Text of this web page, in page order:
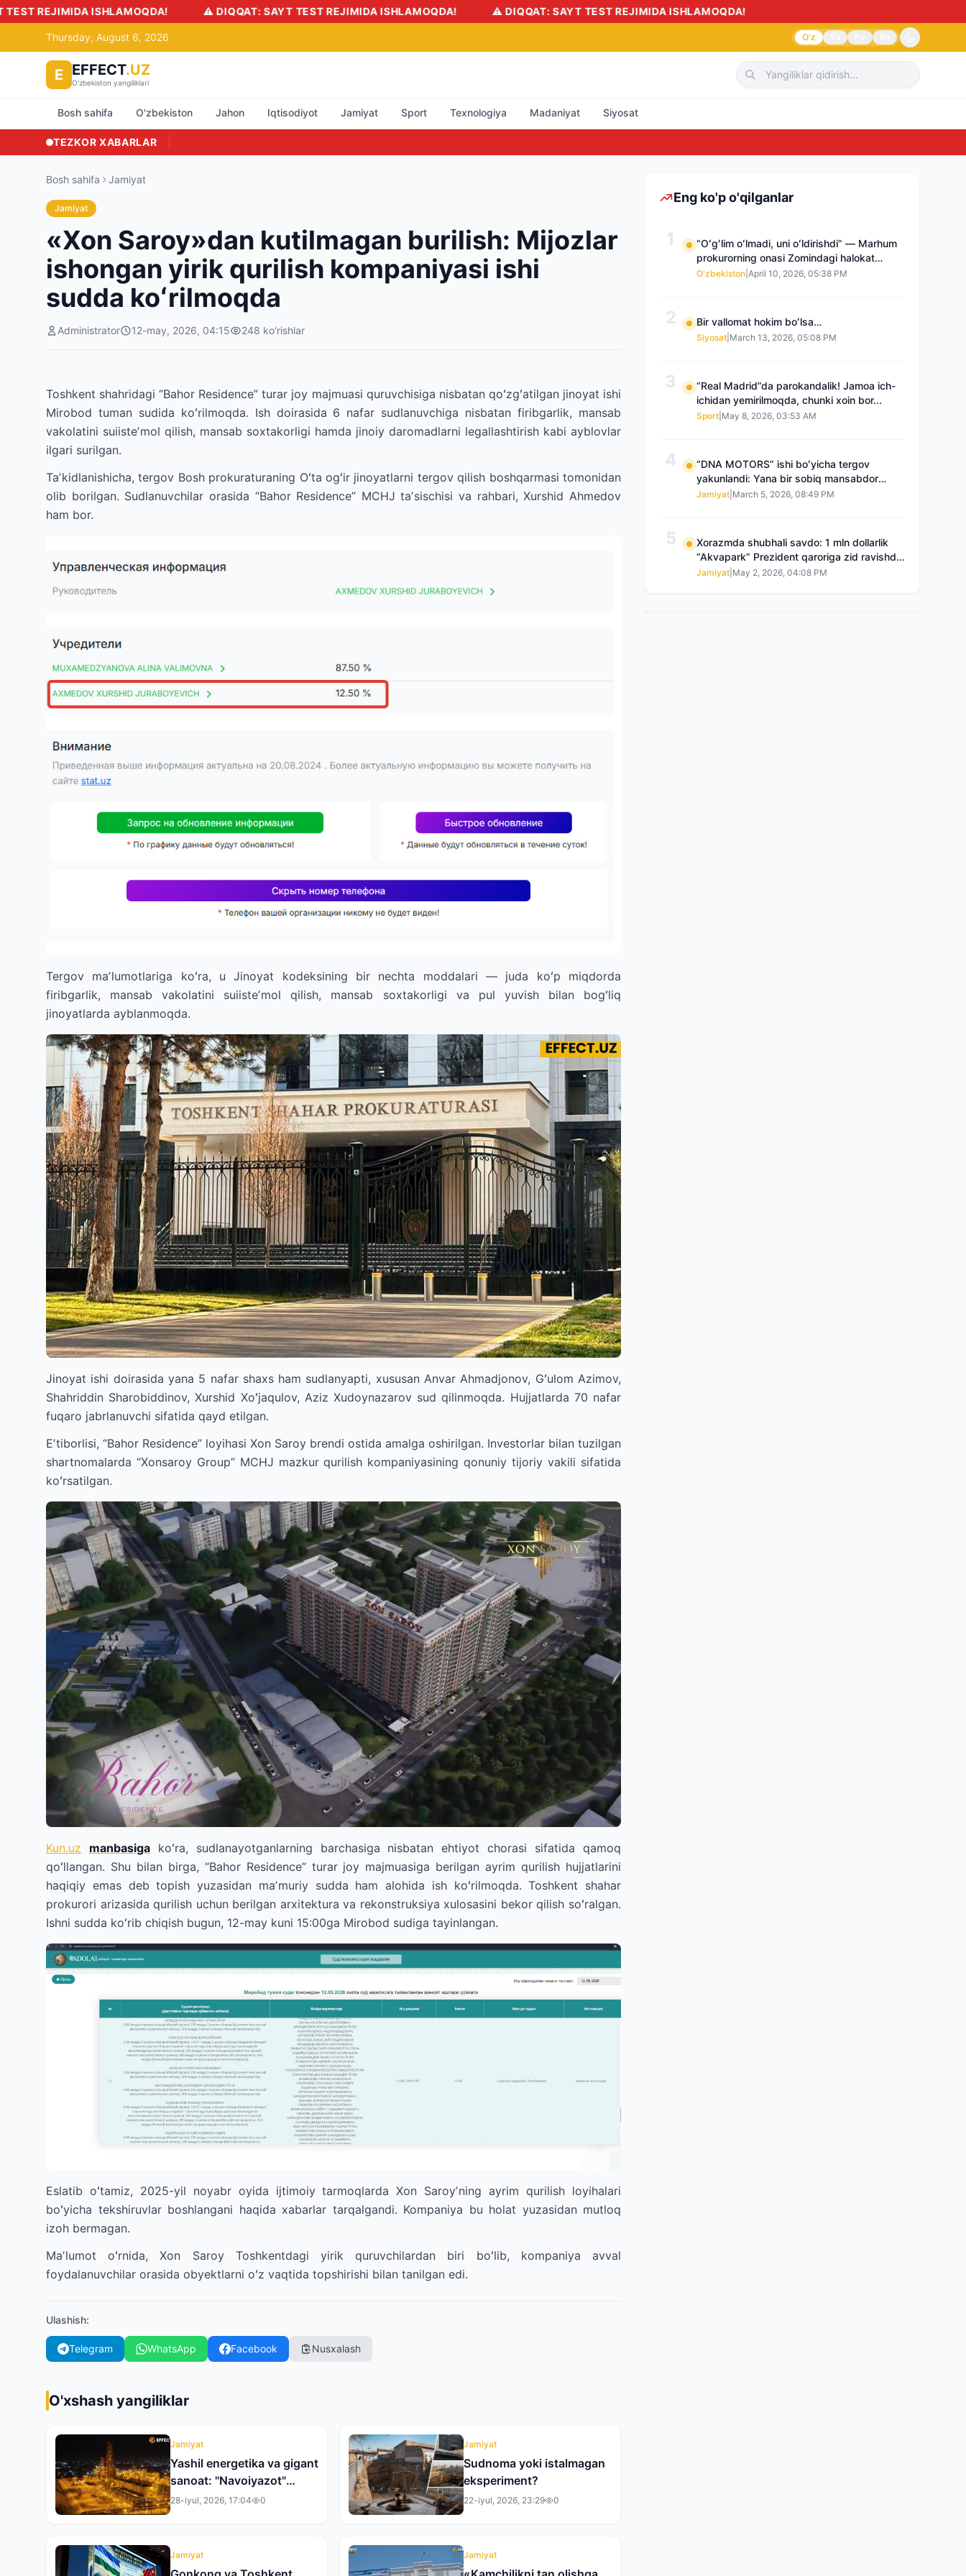
⚠️ DIQQAT: SAYT TEST REJIMIDA ISHLAMOQDA! ⚠️ DIQQAT: SAYT TEST REJIMIDA ISHLAMOQDA!
Thursday, August 6, 2026 O'z
E EFFECT.UZ
O'zbekiston yangiliklari
Bosh sahifa O'zbekiston Jahon Iqtisodiyot Jamiyat Sport Texnologiya Madaniyat Siyosat
TEZKOR XABARLAR
Bosh sahifa Jamiyat
Jamiyat
«Xon Saroy»dan kutilmagan burilish: Mijozlar
ishongan yirik qurilish kompaniyasi ishi
sudda koʻrilmoqda
Administrator 12-may, 2026, 04:15 248 ko'rishlar
Toshkent shahridagi “Bahor Residence” turar joy majmuasi quruvchisiga nisbatan qoʻzgʻatilgan jinoyat ishi
Mirobod tuman sudida koʻrilmoqda. Ish doirasida 6 nafar sudlanuvchiga nisbatan firibgarlik, mansab
vakolatini suiisteʼmol qilish, mansab soxtakorligi hamda jinoiy daromadlarni legallashtirish kabi ayblovlar
ilgari surilgan.
Taʼkidlanishicha, tergov Bosh prokuraturaning Oʻta ogʻir jinoyatlarni tergov qilish boshqarmasi tomonidan
olib borilgan. Sudlanuvchilar orasida “Bahor Residence” MCHJ taʼsischisi va rahbari, Xurshid Ahmedov
ham bor.
Tergov maʼlumotlariga koʻra, u Jinoyat kodeksining bir nechta moddalari — juda koʻp miqdorda
firibgarlik, mansab vakolatini suiisteʼmol qilish, mansab soxtakorligi va pul yuvish bilan bogʻliq
jinoyatlarda ayblanmoqda.
Jinoyat ishi doirasida yana 5 nafar shaxs ham sudlanyapti, xususan Anvar Ahmadjonov, Gʻulom Azimov,
Shahriddin Sharobiddinov, Xurshid Xoʻjaqulov, Aziz Xudoynazarov sud qilinmoqda. Hujjatlarda 70 nafar
fuqaro jabrlanuvchi sifatida qayd etilgan.
Eʼtiborlisi, “Bahor Residence” loyihasi Xon Saroy brendi ostida amalga oshirilgan. Investorlar bilan tuzilgan
shartnomalarda “Xonsaroy Group” MCHJ mazkur qurilish kompaniyasining qonuniy tijoriy vakili sifatida
koʻrsatilgan.
Kun.uz manbasigakoʻra, sudlanayotganlarning barchasiga nisbatan ehtiyot chorasi sifatida qamoq
qoʻllangan. Shu bilan birga, “Bahor Residence” turar joy majmuasiga berilgan ayrim qurilish hujjatlarini
haqiqiy emas deb topish yuzasidan maʼmuriy sudda ham alohida ish koʻrilmoqda. Toshkent shahar
prokurori arizasida qurilish uchun berilgan arxitektura va rekonstruksiya xulosasini bekor qilish soʻralgan.
Ishni sudda koʻrib chiqish bugun, 12-may kuni 15:00ga Mirobod sudiga tayinlangan.
Eslatib oʻtamiz, 2025-yil noyabr oyida ijtimoiy tarmoqlarda Xon Saroyʼning ayrim qurilish loyihalari
boʻyicha tekshiruvlar boshlangani haqida xabarlar tarqalgandi. Kompaniya bu holat yuzasidan mutloq
izoh bermagan.
Maʼlumot oʻrnida, Xon Saroy Toshkentdagi yirik quruvchilardan biri boʻlib, kompaniya avval
foydalanuvchilar orasida obyektlarni oʻz vaqtida topshirishi bilan tanilgan edi.
Ulashish:
Telegram WhatsApp Facebook Nusxalash
O'xshash yangiliklar
Jamiyat
Yashil energetika va gigant
sanoat: "Navoiyazot"
AJning yangi zamonaviy
28-iyul, 2026, 17:04 0
Jamiyat
Sudnoma yoki istalmagan
eksperiment?
22-iyul, 2026, 23:29 0
Jamiyat Jamiyat
Eng ko'p o'qilganlar
1
“Oʻgʻlim oʻlmadi, uni oʻldirishdi” — Marhum
prokurorning onasi Zomindagi halokat
boʻyicha qayta tergov talab qilmoqda
O'zbekiston April 10, 2026, 05:38 PM
2 Bir vallomat hokim boʻlsa…
Siyosat March 13, 2026, 05:08 PM
3
“Real Madrid”da parokandalik! Jamoa ich-
ichidan yemirilmoqda, chunki xoin bor...
Sport May 8, 2026, 03:53 AM
4
“DNA MOTORS” ishi boʻyicha tergov
yakunlandi: Yana bir sobiq mansabdor
qamoqqa olingan, Saidnazirxanovaning
Jamiyat March 5, 2026, 08:49 PM
5
Xorazmda shubhali savdo: 1 mln dollarlik
“Akvapark” Prezident qaroriga zid ravishda
sotilgani maʼlum boʻldi
Jamiyat May 2, 2026, 04:08 PM